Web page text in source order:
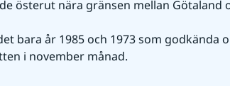
österut nära gränsen mellan Götaland
bara år 1985 och 1973 som godkända
i november månad.